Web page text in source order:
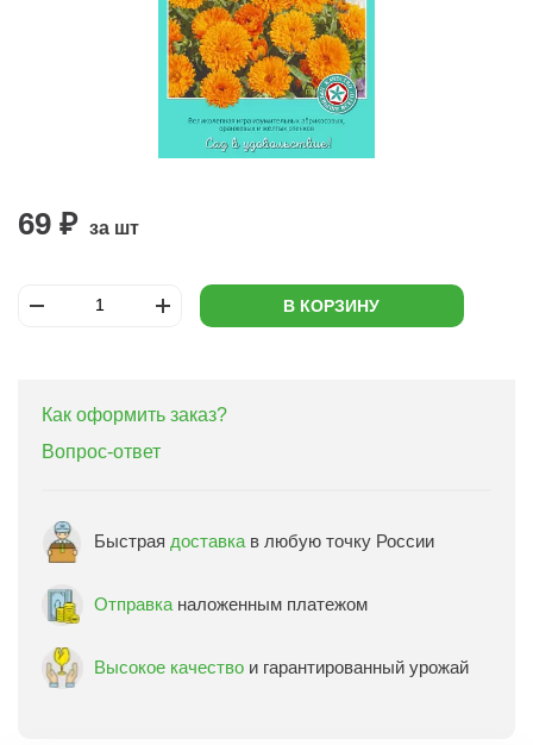
69 ₽ за шт
В КОРЗИНУ
Как оформить заказ?
Вопрос-ответ
Быстрая доставка в любую точку России
Отправка наложенным платежом
Высокое качество и гарантированный урожай